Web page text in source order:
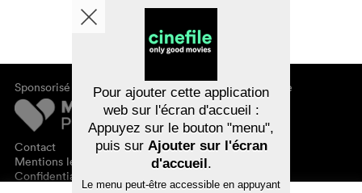
Sponsorisé par
Contact
Mentions légales
Confidentialité des données
À propos de cinefile
S'inscrire/s'abonner
Newsletter
FAQ
Bons-cadeaux
Pour ajouter cette application
web sur l'écran d'accueil :
Appuyez sur le bouton "menu",
puis sur Ajouter sur l'écran
d'accueil.
Le menu peut-être accessible en appuyant